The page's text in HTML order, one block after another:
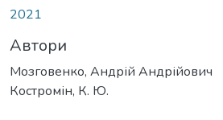
2021
Автори
Мозговенко, Андрій Андрійович
Костромін, К. Ю.